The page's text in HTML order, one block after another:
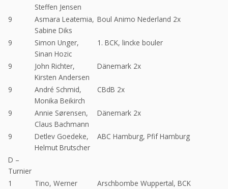
Steffen Jensen
9
Asmara Leatemia,
Sabine Diks
Boul Animo Nederland 2x
9
Simon Unger,
Sinan Hozic
1. BCK, lincke bouler
9
John Richter,
Kirsten Andersen
Dänemark 2x
9
André Schmid,
Monika Beikirch
CBdB 2x
9
Annie Sørensen,
Claus Bachmann
Dänemark 2x
9
Detlev Goedeke,
Helmut Brutscher
ABC Hamburg, Pfif Hamburg
D –
Turnier
1
Tino, Werner
Arschbombe Wuppertal, BCK